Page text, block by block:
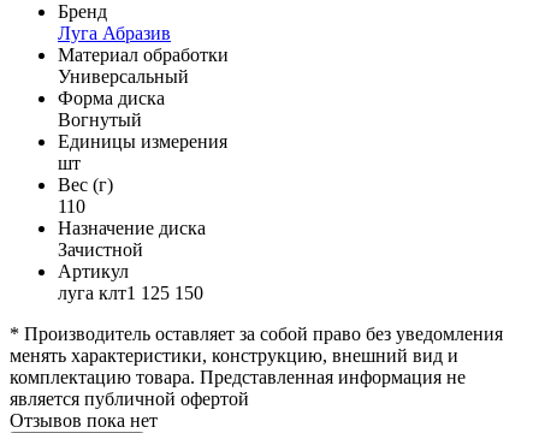
Бренд
Луга Абразив
Материал обработки
Универсальный
Форма диска
Вогнутый
Единицы измерения
шт
Вес (г)
110
Назначение диска
Зачистной
Артикул
луга клт1 125 150
* Производитель оставляет за собой право без уведомления
менять характеристики, конструкцию, внешний вид и
комплектацию товара. Представленная информация не
является публичной офертой
Отзывов пока нет